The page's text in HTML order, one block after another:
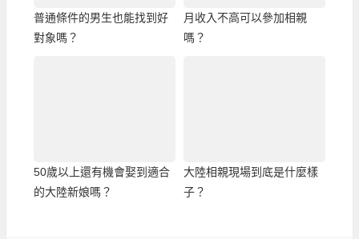
普通條件的男生也能找到好
對象嗎？
月收入不高可以參加相親
嗎？
50歲以上還有機會娶到適合
的大陸新娘嗎？
大陸相親現場到底是什麼樣
子？